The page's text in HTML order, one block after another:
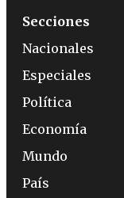
Secciones
Nacionales
Especiales
Política
Economía
Mundo
País